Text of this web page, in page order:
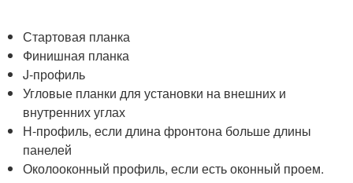
Стартовая планка
Финишная планка
J-профиль
Угловые планки для установки на внешних и
внутренних углах
Н-профиль, если длина фронтона больше длины
панелей
Околооконный профиль, если есть оконный проем.